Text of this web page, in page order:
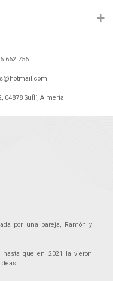
662 756
04878 Suflí, Almería
por una pareja, Ramón y
hasta que en 2021 la vieron